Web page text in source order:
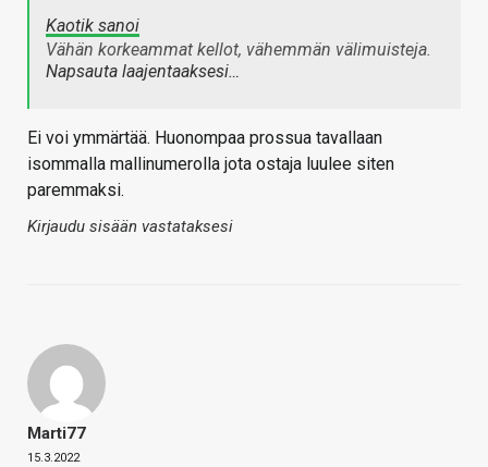
Kaotik sanoi
Vähän korkeammat kellot, vähemmän välimuisteja.
Napsauta laajentaaksesi…
Ei voi ymmärtää. Huonompaa prossua tavallaan
isommalla mallinumerolla jota ostaja luulee siten
paremmaksi.
Kirjaudu sisään vastataksesi
Marti77
15.3.2022